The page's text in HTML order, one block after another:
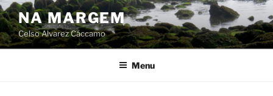
Skip
to
content
NA MARGEM
Celso Alvarez Cáccamo
Menu